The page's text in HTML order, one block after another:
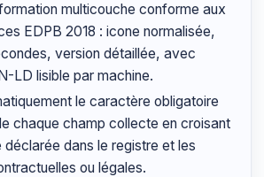
multicouche conforme aux
EDPB 2018 : icone normalisée,
version détaillée, avec
LD lisible par machine.
le caractère obligatoire
chaque champ collecte en croisant
déclarée dans le registre et les
ou légales.